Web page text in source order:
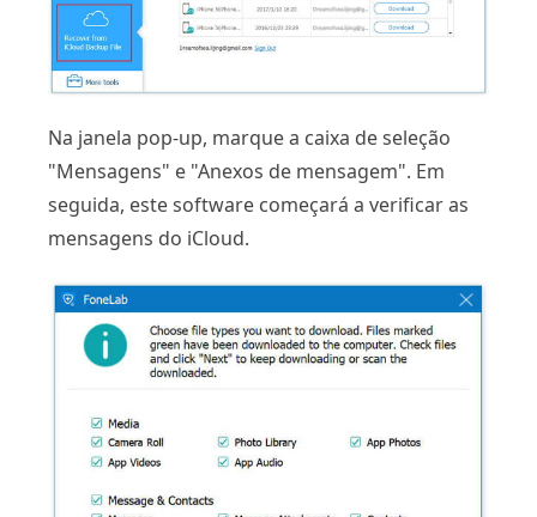
Na janela pop-up, marque a caixa de seleção
"Mensagens" e "Anexos de mensagem". Em
seguida, este software começará a verificar as
mensagens do iCloud.